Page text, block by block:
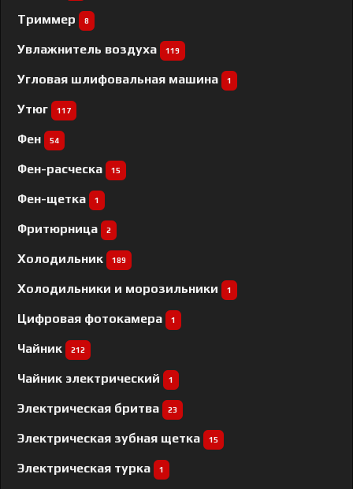
Триммер 8
Увлажнитель воздуха 119
Угловая шлифовальная машина 1
Утюг 117
Фен 54
Фен-расческа 15
Фен-щетка 1
Фритюрница 2
Холодильник 189
Холодильники и морозильники 1
Цифровая фотокамера 1
Чайник 212
Чайник электрический 1
Электрическая бритва 23
Электрическая зубная щетка 15
Электрическая турка 1